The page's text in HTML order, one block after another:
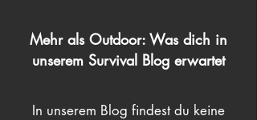
Mehr als Outdoor: Was dich in
unserem Survival Blog erwartet
In unserem Blog findest du keine